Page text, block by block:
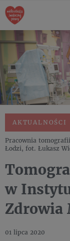
AKTUALNOŚCI
Pracownia
Łodzi, fot. Łukasz
w
Zdrowia
01 lipca 2020